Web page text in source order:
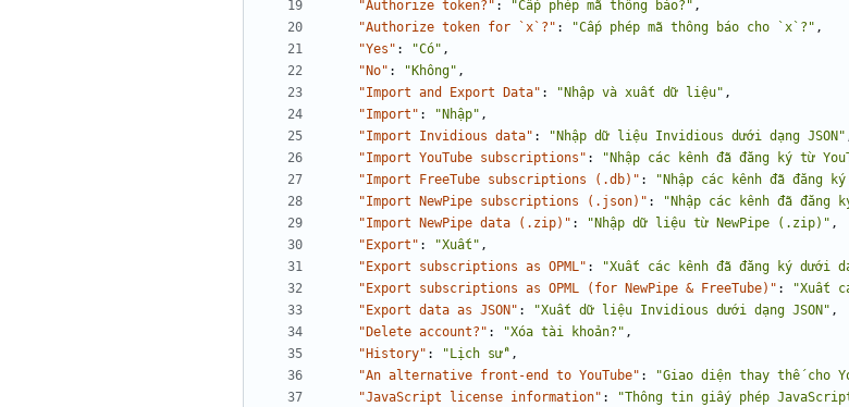
"Authorize token?" : "Cấp phép mã thông báo?" ,
"Authorize token for `x`?" : "Cấp phép mã thông báo cho `x`?" ,
"Yes" : "Có" ,
"No" : "Không" ,
"Import and Export Data" : "Nhập và xuất dữ liệu" ,
"Import" : "Nhập" ,
"Import Invidious data" : "Nhập dữ liệu Invidious dưới dạng JSON"
"Import YouTube subscriptions" : "Nhập các kênh đã đăng ký từ
"Import FreeTube subscriptions (.db)" : "Nhập các kênh đã đăng
"Import NewPipe subscriptions (.json)" : "Nhập các kênh đã đăng
"Import NewPipe data (.zip)" : "Nhập dữ liệu từ NewPipe (.zip)" ,
"Export" : "Xuất" ,
"Export subscriptions as OPML" : "Xuất các kênh đã đăng ký dưới
"Export subscriptions as OPML (for NewPipe & FreeTube)" : "Xuất
"Export data as JSON" : "Xuất dữ liệu Invidious dưới dạng JSON" ,
"Delete account?" : "Xóa tài khoản?" ,
"History" : "Lịch sử" ,
"An alternative front-end to YouTube" : "Giao diện thay thế cho
"JavaScript license information" : "Thông tin giấy phép